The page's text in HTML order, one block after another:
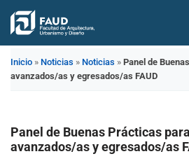
Saltar
contenido
Inicio » Noticias » Noticias » Panel de
avanzados/as y egresados/as FAUD
Panel de Buenas Prácticas
avanzados/as y egresados/as